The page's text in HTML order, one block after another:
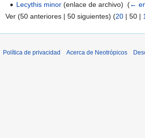
Lecythis minor (enlace de archivo) ‎(←
Ver (50 anteriores | 50 siguientes) (20 | 50 |
Política de privacidad Acerca de Neotrópicos